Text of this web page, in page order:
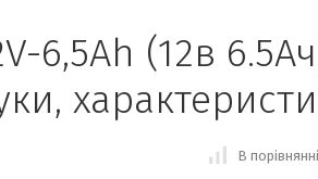
6,5Ah (12в
В порівнянні